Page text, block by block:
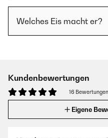
Welches Eis macht er?
Kundenbewertungen
16 Bewertungen
Eigene